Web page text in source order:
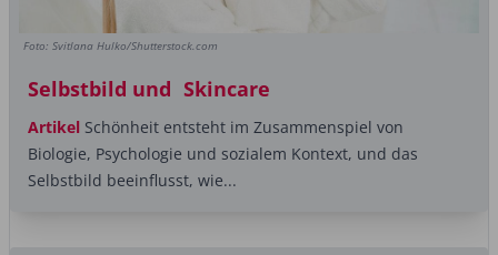
Foto: Svitlana Hulko/Shutterstock.com
Selbstbild und Skincare
Artikel Schönheit entsteht im Zusammenspiel von
Biologie, Psychologie und sozialem ­Kontext, und das
Selbstbild beeinflusst, wie...